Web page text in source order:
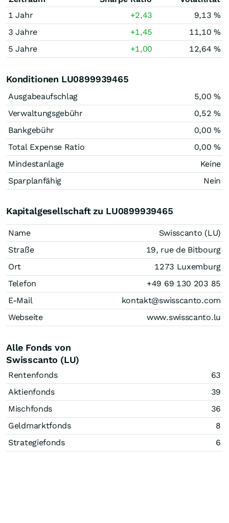
1 Jahr
+2,43
9,13 %
3 Jahre
+1,45
11,10 %
5 Jahre
+1,00 12,64 %
Konditionen LU0899939465
Ausgabeaufschlag
5,00 %
Verwaltungsgebühr
0,52 %
Bankgebühr
0,00 %
Total Expense Ratio
0,00 %
Mindestanlage
Keine
Sparplanfähig
Nein
Kapitalgesellschaft zu LU0899939465
Name
Swisscanto (LU)
Straße
19, rue de Bitbourg
Ort
1273 Luxemburg
Telefon
+49 69 130 203 85
E-Mail
kontakt@swisscanto.com
Webseite
www.swisscanto.lu
Alle Fonds von
Swisscanto (LU)
Rentenfonds
63
Aktienfonds
39
Mischfonds
36
Geldmarktfonds
8
Strategiefonds
6